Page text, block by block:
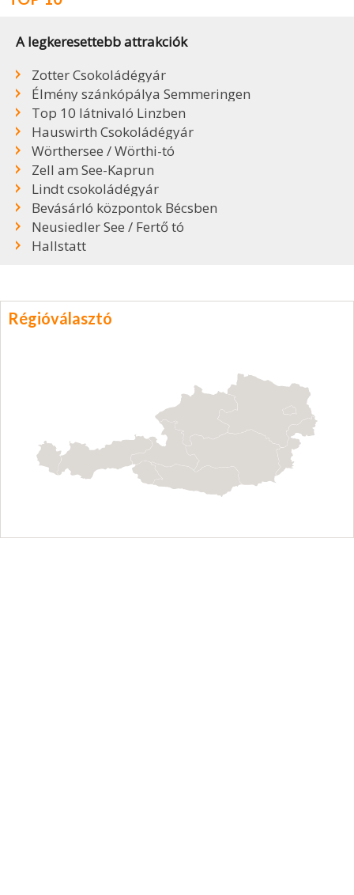
A legkeresettebb attrakciók
Zotter Csokoládégyár
Élmény szánkópálya Semmeringen
Top 10 látnivaló Linzben
Hauswirth Csokoládégyár
Wörthersee / Wörthi-tó
Zell am See-Kaprun
Lindt csokoládégyár
Bevásárló központok Bécsben
Neusiedler See / Fertő tó
Hallstatt
Régióválasztó